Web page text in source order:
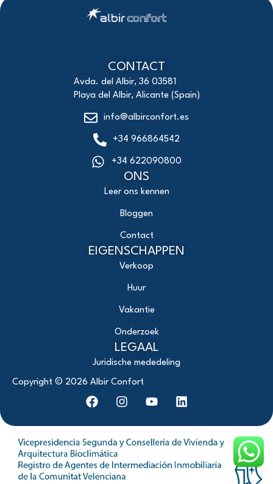
LEGAAL
Juridische mededeling
ONS
Leer ons kennen
Bloggen
Contact
EIGENSCHAPPEN
Verkoop
Huur
Vakantie
Onderzoek
CONTACT
Avda. del Albir, 36 03581
Playa del Albir, Alicante (Spain)
info@albirconfort.es
+34 966864542
+34 622090800
Copyright © 2026 Albir Confort
F
a
b
o
o
k
I
n
a
r
a
Y
o
u
e
L
i
e
i